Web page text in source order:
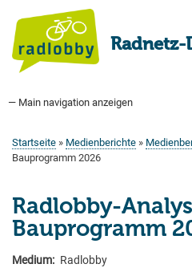
Main
— Main navigation anzeigen
Startseite
Bauprogramm
Aktuell Geplant
Weitere Bauprojekte
Hauptradverkehrsnetz
Bezirke
Medienberichte
Tags
Über uns
Pfadnavigation
Startseite Medienberichte
Bauprogramm 2026
Radlobby-
Bauprogramm
Medium
Radlobby